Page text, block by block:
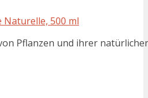
Naturelle, 500 ml
Pflanzen und ihrer